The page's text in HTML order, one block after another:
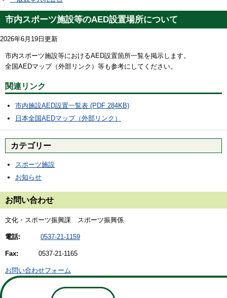
市内スポーツ施設等のAED設置場所について
2026年6月19日更新
市内スポーツ施設等におけるAED設置箇所一覧を掲示します。
全国AEDマップ（外部リンク）等も参考にしてください。
関連リンク
市内施設AED設置一覧表 (PDF 284KB)
日本全国AEDマップ（外部リンク）
カテゴリー
スポーツ施設
お知らせ
お問い合わせ
文化・スポーツ振興課 スポーツ振興係
電話: 0537-21-1159
Fax: 0537-21-1165
お問い合わせフォーム